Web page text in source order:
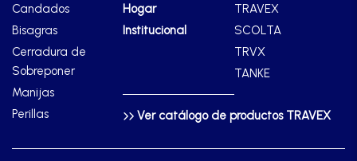
Candados
Bisagras
Cerradura de
Sobreponer
Manijas
Perillas
Hogar
Institucional
TRAVEX
SCOLTA
TRVX
TANKE
Ver catálogo de productos TRAVEX